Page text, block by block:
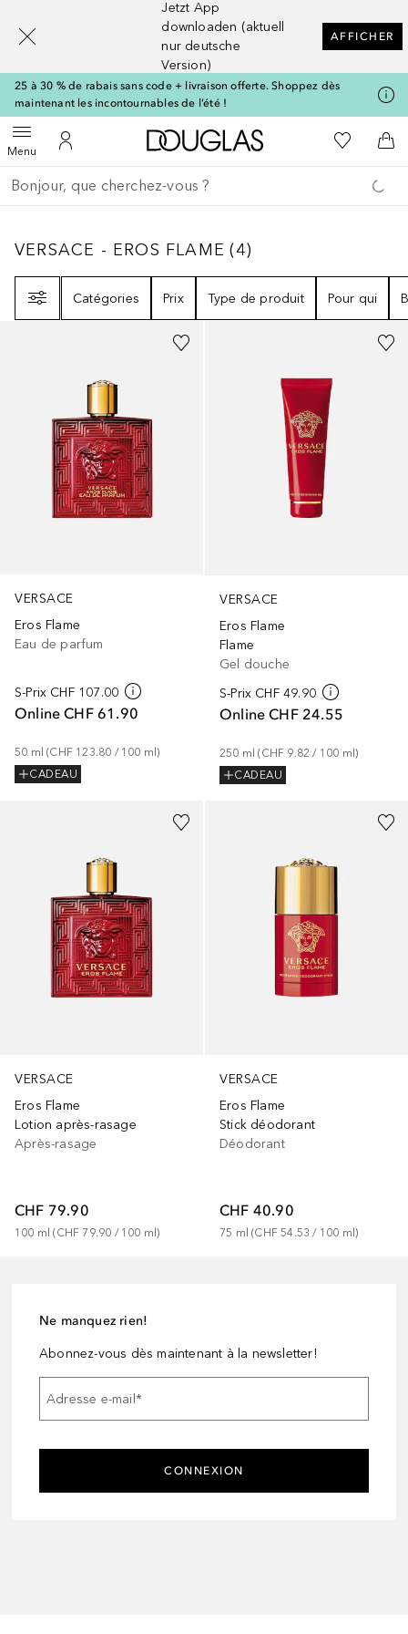
Jetzt App
downloaden (aktuell
nur deutsche
Version)
AFFICHER
25 à 30 % de rabais sans code + livraison offerte. Shoppez dès
maintenant les incontournables de l’été !
MenuOuvrir le menuVers Mon Compte
Vers l'accueil Douglas
Vers Ma
Retourner
Exécuter la recherche
VERSACE - EROS FLAME4
VERSACE - EROS FLAME (4)
Catégories
Prix Type de produit Pour qui
VERSACE
Eros Flame
Eau de parfum
S-Prix CHF 107.00
Online CHF 61.90
50 ml (CHF 123.80 / 100 ml)
CADEAU
VERSACE
Eros Flame
Flame
Gel douche
S-Prix CHF 49.90
Online CHF 24.55
250 ml (CHF 9.82 / 100 ml)
CADEAU
VERSACE
Eros Flame
Lotion après-rasage
Après-rasage
CHF 79.90
100 ml (CHF 79.90 / 100 ml)
VERSACE
Eros Flame
Stick déodorant
Déodorant
CHF 40.90
75 ml (CHF 54.53 / 100 ml)
Ne manquez rien!
Abonnez-vous dès maintenant à la newsletter!
Adresse e-mail *
CONNEXION
[navigation.slideout.screenreader]